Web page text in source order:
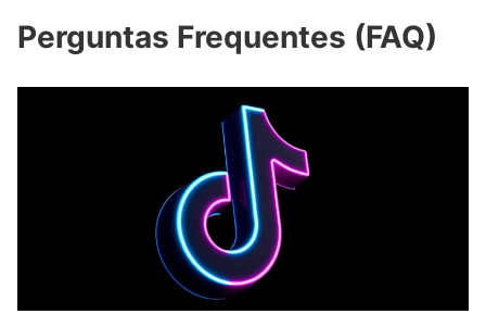
Perguntas Frequentes (FAQ)